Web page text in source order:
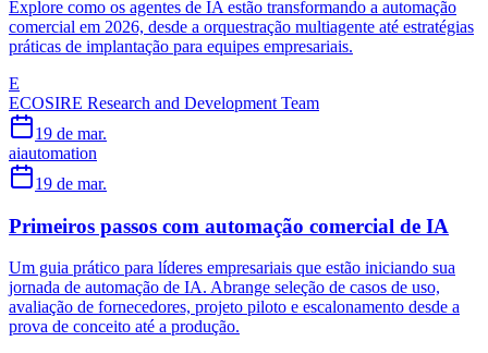
Explore como os agentes de IA estão transformando a automação
comercial em 2026, desde a orquestração multiagente até estratégias
práticas de implantação para equipes empresariais.
E
ECOSIRE Research and Development Team
19 de mar.
aiautomation
19 de mar.
Primeiros passos com automação comercial de IA
Um guia prático para líderes empresariais que estão iniciando sua
jornada de automação de IA. Abrange seleção de casos de uso,
avaliação de fornecedores, projeto piloto e escalonamento desde a
prova de conceito até a produção.